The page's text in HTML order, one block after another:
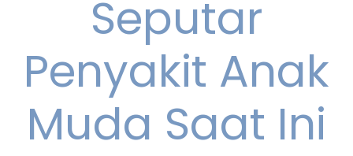
Seputar
Penyakit Anak
Muda Saat Ini